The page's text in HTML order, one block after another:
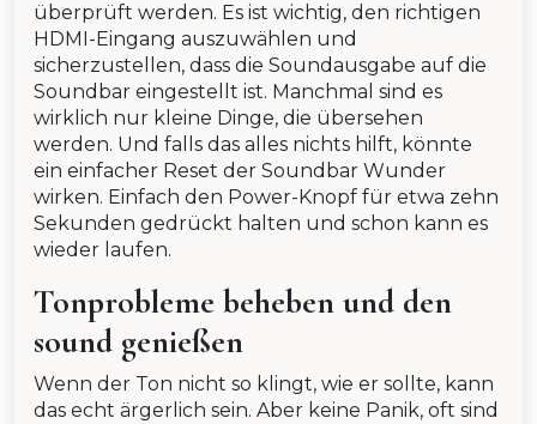
überprüft werden. Es ist wichtig, den richtigen
HDMI-Eingang auszuwählen und
sicherzustellen, dass die Soundausgabe auf die
Soundbar eingestellt ist. Manchmal sind es
wirklich nur kleine Dinge, die übersehen
werden. Und falls das alles nichts hilft, könnte
ein einfacher Reset der Soundbar Wunder
wirken. Einfach den Power-Knopf für etwa zehn
Sekunden gedrückt halten und schon kann es
wieder laufen.
Tonprobleme beheben und den
sound genießen
Wenn der Ton nicht so klingt, wie er sollte, kann
das echt ärgerlich sein. Aber keine Panik, oft sind